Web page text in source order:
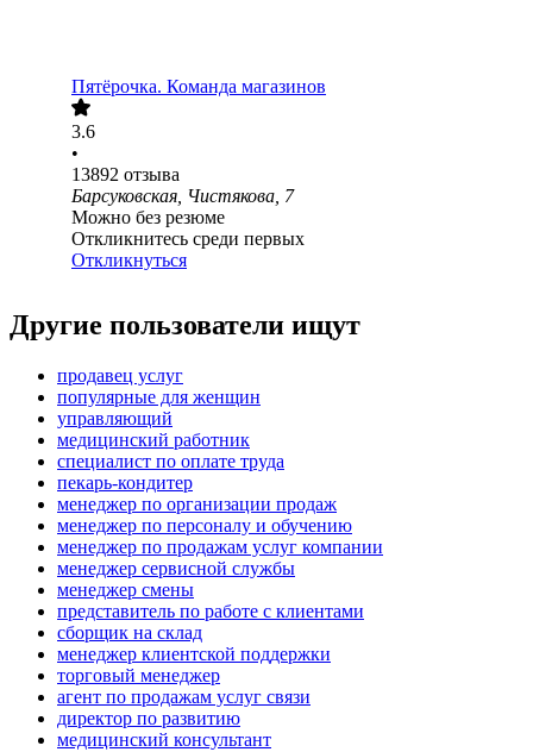
Пятёрочка. Команда магазинов
3.6
•
13892 отзыва
Барсуковская, Чистякова, 7
Можно без резюме
Откликнитесь среди первых
Откликнуться
Другие пользователи ищут
продавец услуг
популярные для женщин
управляющий
медицинский работник
специалист по оплате труда
пекарь-кондитер
менеджер по организации продаж
менеджер по персоналу и обучению
менеджер по продажам услуг компании
менеджер сервисной службы
менеджер смены
представитель по работе с клиентами
сборщик на склад
менеджер клиентской поддержки
торговый менеджер
агент по продажам услуг связи
директор по развитию
медицинский консультант